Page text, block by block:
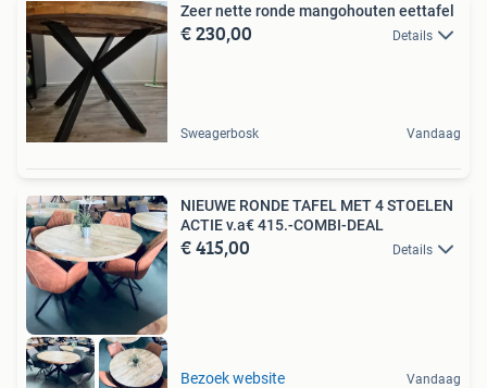
Zeer nette ronde mangohouten eettafel
€ 230,00 Details
Sweagerbosk Vandaag
NIEUWE RONDE TAFEL MET 4 STOELEN
ACTIE v.a€ 415.-COMBI-DEAL
€ 415,00 Details
Bezoek website Vandaag